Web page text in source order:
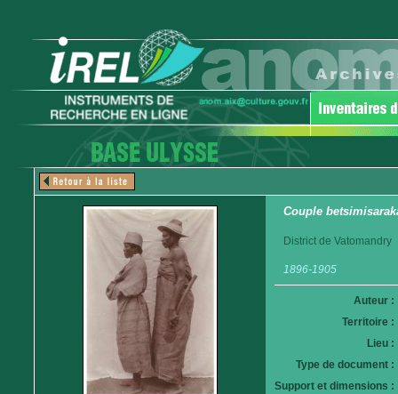
Couple
District de Vatomandry
1896-1905
Auteur :
Territoire :
Lieu :
Type de document :
Support et dimensions :